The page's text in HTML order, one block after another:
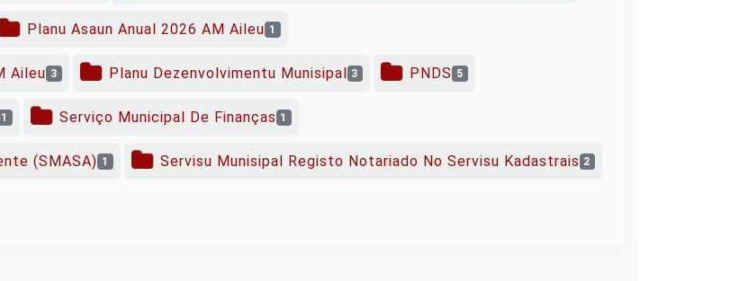
Planu Asaun Anual 2026 AM Aileu 1
Aileu 3 Planu Dezenvolvimentu Munisipal 3 PNDS 5
1 Serviço Municipal De Finanças 1
(SMASA) 1 Servisu Munisipal Registo Notariado No Servisu Kadastrais 2